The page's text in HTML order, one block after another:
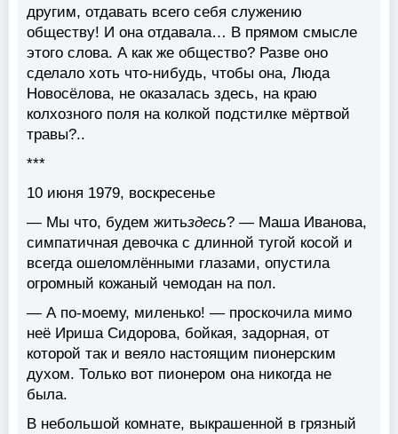
другим, отдавать всего себя служению
обществу! И она отдавала… В прямом смысле
этого слова. А как же общество? Разве оно
сделало хоть что-нибудь, чтобы она, Люда
Новосёлова, не оказалась здесь, на краю
колхозного поля на колкой подстилке мёртвой
травы?..
***
10 июня 1979, воскресенье
— Мы что, будем житьздесь? — Маша Иванова,
симпатичная девочка с длинной тугой косой и
всегда ошеломлёнными глазами, опустила
огромный кожаный чемодан на пол.
— А по-моему, миленько! — проскочила мимо
неё Ириша Сидорова, бойкая, задорная, от
которой так и веяло настоящим пионерским
духом. Только вот пионером она никогда не
была.
В небольшой комнате, выкрашенной в грязный